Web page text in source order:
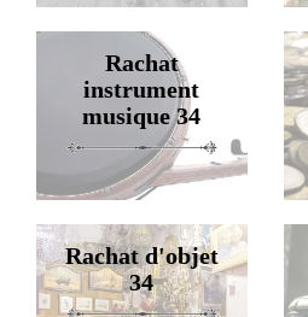
Rachat
instrument
musique 34
Rachat d'objet
34